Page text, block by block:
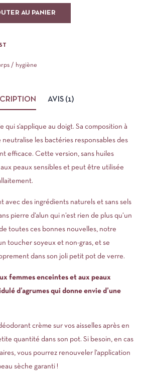
AU PANIER
/ hygiène
AVIS (1)
qui s’applique au doigt. Sa composition à
neutralise les bactéries responsables des
efficace. Cette version, sans huiles
peaux sensibles et peut être utilisée
avec des ingrédients naturels et sans sels
pierre d’alun qui n’est rien de plus qu’un
toutes ces bonnes nouvelles, notre
toucher soyeux et non-gras, et se
dans son joli petit pot de verre.
femmes enceintes et aux peaux
d’agrumes qui donne envie d’une
crème sur vos aisselles après en
quantité dans son pot. Si besoin, en cas
vous pourrez renouveler l’application
sèche garanti !